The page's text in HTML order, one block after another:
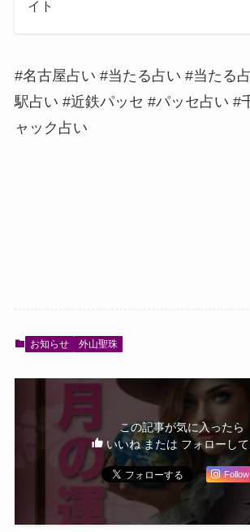
イト
#名古屋占い #当たる占い #当たる
駅占い #近鉄パッセ #パッセ占い #
ャック占い
お知らせ 外山聖珠
この記事が気に入ったら
いいね または フォローして